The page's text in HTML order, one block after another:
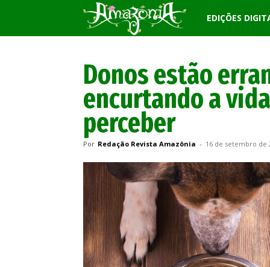
Revista
EDIÇÕES
Donos estão
encurtando a
perceber
Por Redação Revista Amazônia - 16 de setembro de